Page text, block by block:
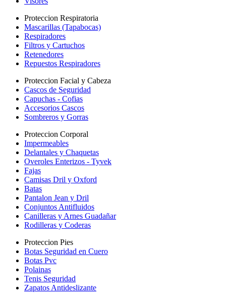
Proteccion Respiratoria
Mascarillas (Tapabocas)
Respiradores
Filtros y Cartuchos
Retenedores
Repuestos Respiradores
Proteccion Facial y Cabeza
Cascos de Seguridad
Capuchas - Cofias
Accesorios Cascos
Sombreros y Gorras
Proteccion Corporal
Impermeables
Delantales y Chaquetas
Overoles Enterizos - Tyvek
Fajas
Camisas Dril y Oxford
Batas
Pantalon Jean y Dril
Conjuntos Antifluidos
Canilleras y Arnes Guadañar
Rodilleras y Coderas
Proteccion Pies
Botas Seguridad en Cuero
Botas Pvc
Polainas
Tenis Seguridad
Zapatos Antideslizante